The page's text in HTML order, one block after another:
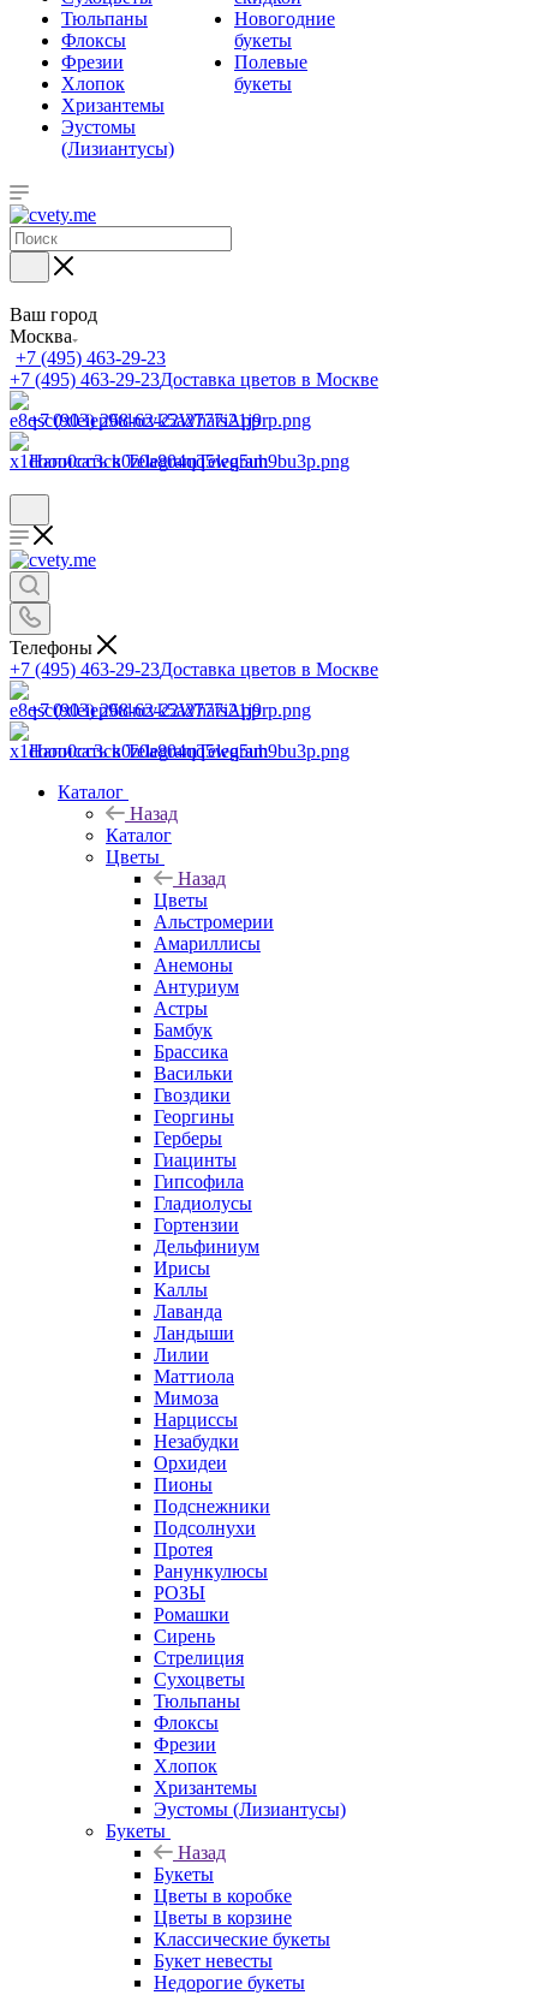
Тюльпаны
Флоксы
Фрезии
Хлопок
Хризантемы
Эустомы
(Лизиантусы)
Новогодние
букеты
Полевые
букеты
Ваш город
Москва
+7 (495) 463-29-23
+7 (495) 463-29-23Доставка цветов в Москве
+7 (903) 268-62-22WhatsApp
Написать в TelegramTelegram
Телефоны
+7 (495) 463-29-23Доставка цветов в Москве
+7 (903) 268-62-22WhatsApp
Написать в TelegramTelegram
Каталог
Назад
Каталог
Цветы
Назад
Цветы
Альстромерии
Амариллисы
Анемоны
Антуриум
Астры
Бамбук
Брассика
Васильки
Гвоздики
Георгины
Герберы
Гиацинты
Гипсофила
Гладиолусы
Гортензии
Дельфиниум
Ирисы
Каллы
Лаванда
Ландыши
Лилии
Маттиола
Мимоза
Нарциссы
Незабудки
Орхидеи
Пионы
Подснежники
Подсолнухи
Протея
Ранункулюсы
РОЗЫ
Ромашки
Сирень
Стрелиция
Сухоцветы
Тюльпаны
Флоксы
Фрезии
Хлопок
Хризантемы
Эустомы (Лизиантусы)
Букеты
Назад
Букеты
Цветы в коробке
Цветы в корзине
Классические букеты
Букет невесты
Недорогие букеты